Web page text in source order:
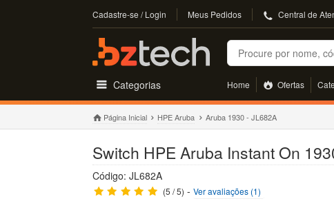
Cadastre-se / Login Meus Pedidos Central de
Buscar
Categorias Home Ofertas
Página Inicial HPE Aruba Aruba 1930 - JL682A
Switch HPE Aruba Instant On
Código: JL682A
(5 / 5) -Ver avaliações (1)